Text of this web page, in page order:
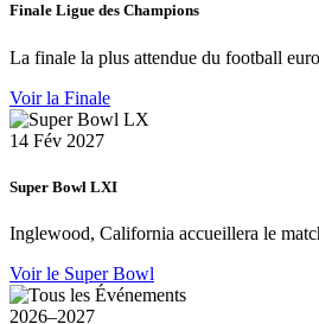
Finale Ligue des Champions
La finale la plus attendue du football
Voir la Finale
14 Fév 2027
Super Bowl LXI
Inglewood, California accueillera le
Voir le Super Bowl
2026–2027